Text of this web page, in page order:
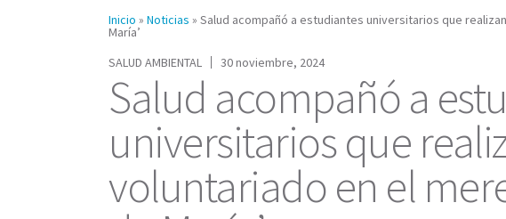
Inicio » Noticias » Salud acompañó a estudiantes universitarios que
María’
SALUD AMBIENTAL
30 noviembre, 2024
Salud acompañó a
universitarios que
voluntariado en el